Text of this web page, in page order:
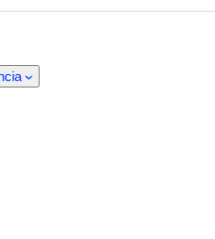
do Vinho